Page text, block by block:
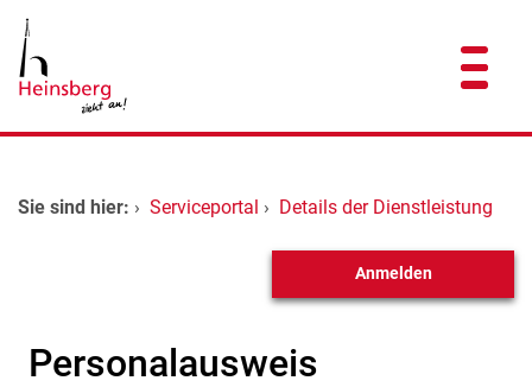
Zum Hauptinhalt springen
Zum Header
Zum Hauptinhalt
Zum Footer
Dienstleistungen A-Z
Sie sind hier: › Serviceportal › Details der Dienstleistung
Anmelden
Personalausweis